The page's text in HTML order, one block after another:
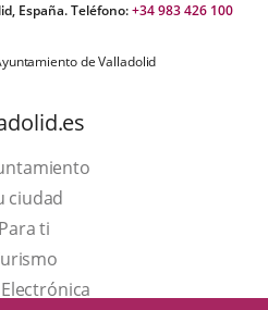
España. Teléfono:+34 983 426 100
de Valladolid
ciudad
Para ti
Este
enlace